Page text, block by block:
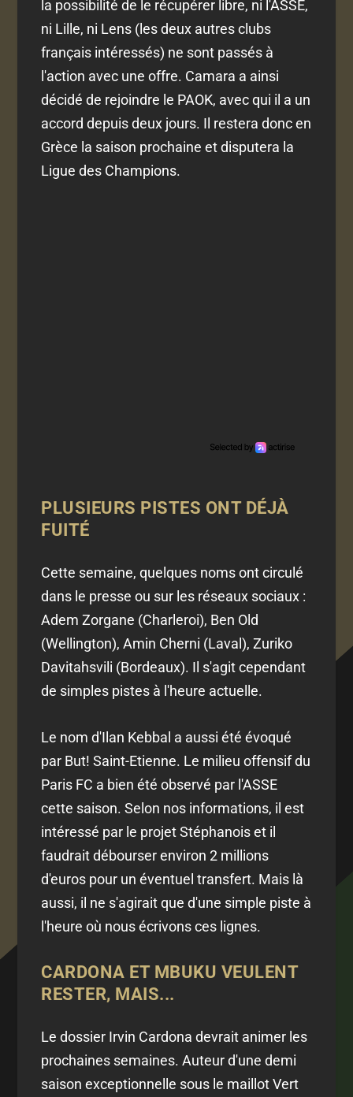
la possibilité de le récupérer libre, ni l'ASSE,
ni Lille, ni Lens (les deux autres clubs
français intéressés) ne sont passés à
l'action avec une offre. Camara a ainsi
décidé de rejoindre le PAOK, avec qui il a un
accord depuis deux jours. Il restera donc en
Grèce la saison prochaine et disputera la
Ligue des Champions.
PLUSIEURS PISTES ONT DÉJÀ
FUITÉ
Cette semaine, quelques noms ont circulé
dans le presse ou sur les réseaux sociaux :
Adem Zorgane (Charleroi), Ben Old
(Wellington), Amin Cherni (Laval), Zuriko
Davitahsvili (Bordeaux). Il s'agit cependant
de simples pistes à l'heure actuelle.
Le nom d'Ilan Kebbal a aussi été évoqué
par But! Saint-Etienne. Le milieu offensif du
Paris FC a bien été observé par l'ASSE
cette saison. Selon nos informations, il est
intéressé par le projet Stéphanois et il
faudrait débourser environ 2 millions
d'euros pour un éventuel transfert. Mais là
aussi, il ne s'agirait que d'une simple piste à
l'heure où nous écrivons ces lignes.
CARDONA ET MBUKU VEULENT
RESTER, MAIS...
Le dossier Irvin Cardona devrait animer les
prochaines semaines. Auteur d'une demi
saison exceptionnelle sous le maillot Vert